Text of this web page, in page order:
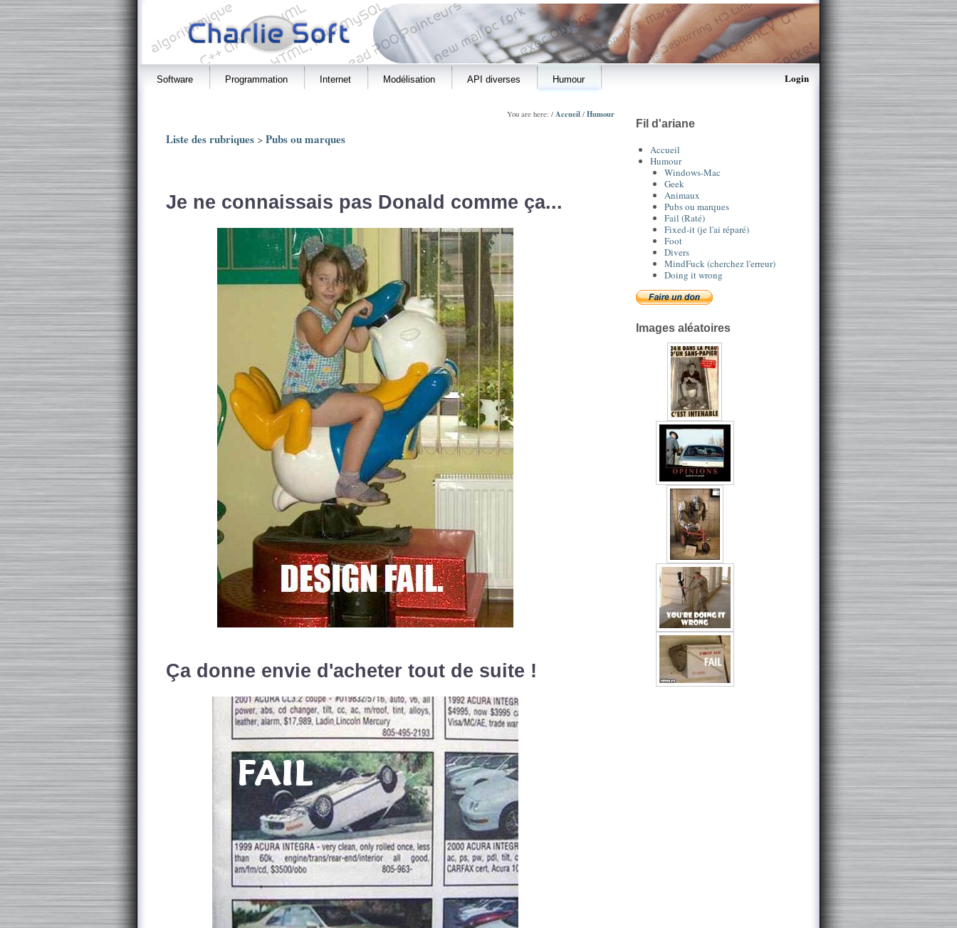
Software Programmation Internet Modélisation API diverses Humour Login
You are here: / Accueil / Humour
Liste des rubriques > Pubs ou marques
Je ne connaissais pas Donald comme ça...
Ça donne envie d'acheter tout de suite !
Fil d'ariane
Accueil
Humour
Windows-Mac
Geek
Animaux
Pubs ou marques
Fail (Raté)
Fixed-it (je l'ai réparé)
Foot
Divers
MindFuck (cherchez l'erreur)
Doing it wrong
Images aléatoires